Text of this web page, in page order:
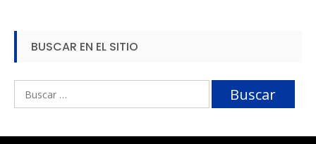
BUSCAR EN EL SITIO